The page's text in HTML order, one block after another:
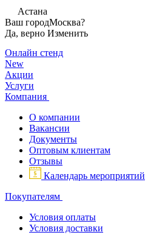
Астана
Ваш городМосква?
Да, верно Изменить
Онлайн стенд
New
Акции
Услуги
Компания
О компании
Вакансии
Документы
Оптовым клиентам
Отзывы
Календарь мероприятий
Покупателям
Условия оплаты
Условия доставки